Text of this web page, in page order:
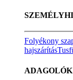
Folyékony
hajszárítás
ADAGOLÓK